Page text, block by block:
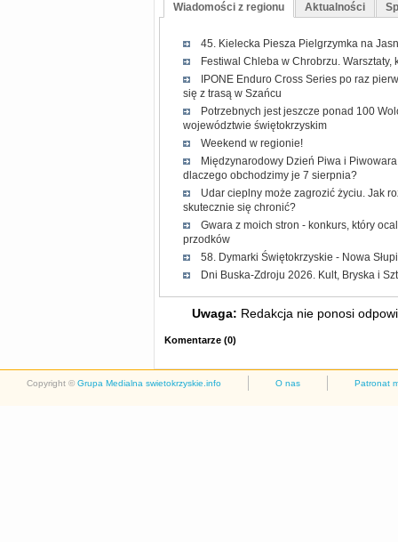
Wiadomości z regionu Aktualności
45. Kielecka Piesza Pielgrzymka na
Festiwal Chleba w Chrobrzu.
IPONE Enduro Cross Series po raz
się z trasą w Szańcu
Potrzebnych jest jeszcze ponad 100
województwie świętokrzyskim
Weekend w regionie!
Międzynarodowy Dzień Piwa i
dlaczego obchodzimy je 7 sierpnia?
Udar cieplny może zagrozić życiu. Jak
skutecznie się chronić?
Gwara z moich stron - konkurs, który
przodków
58. Dymarki Świętokrzyskie - Nowa
Dni Buska-Zdroju 2026. Kult, Bryska i
Uwaga: Redakcja nie ponosi
Komentarze (0)
Copyright © Grupa Medialna swietokrzyskie.info O nas Patronat